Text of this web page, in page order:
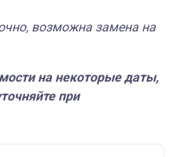
возможна замена на
на некоторые даты,
при